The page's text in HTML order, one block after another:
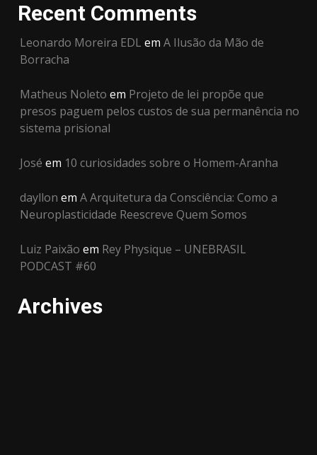
Recent Comments
Leonardo Moreira EDL em A Ilusão da Mão de
Borracha
Matheus Noleto em Projeto de lei propõe que
presos paguem pelos custos de sua permanência no
sistema prisional
José em 10 curiosidades sobre o Homem-Aranha
dayllon em A Arquitetura da Consciência: Como a
Neuroplasticidade Reescreve Quem Somos
Luiz Paixão em Rey Physique – UNEBRASIL
PODCAST #60
Archives